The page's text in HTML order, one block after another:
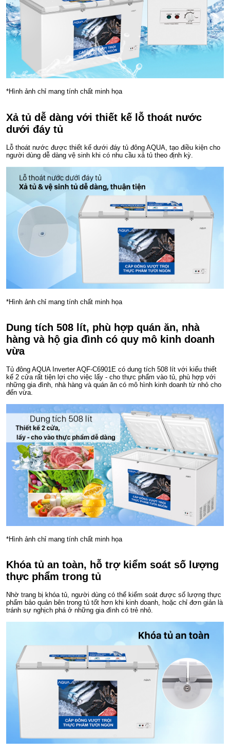
*Hình ảnh chỉ mang tính chất minh họa
Xả tủ dễ dàng với thiết kế lỗ thoát nước
dưới đáy tủ
Lỗ thoát nước được thiết kế dưới đáy tủ đông AQUA, tạo điều kiện cho
người dùng dễ dàng vệ sinh khi có nhu cầu xả tủ theo định kỳ.
*Hình ảnh chỉ mang tính chất minh họa
Dung tích 508 lít, phù hợp quán ăn, nhà
hàng và hộ gia đình có quy mô kinh doanh
vừa
Tủ đông AQUA Inverter AQF-C6901E có dung tích 508 lít với kiểu thiết
kế 2 cửa rất tiện lợi cho việc lấy - cho thực phẩm vào tủ, phù hợp với
những gia đình, nhà hàng và quán ăn có mô hình kinh doanh từ nhỏ cho
đến vừa.
*Hình ảnh chỉ mang tính chất minh họa
Khóa tủ an toàn, hỗ trợ kiểm soát số lượng
thực phẩm trong tủ
Nhờ trang bị khóa tủ, người dùng có thể kiểm soát được số lượng thực
phẩm bảo quản bên trong tủ tốt hơn khi kinh doanh, hoặc chỉ đơn giản là
tránh sự nghịch phá ở những gia đình có trẻ nhỏ.